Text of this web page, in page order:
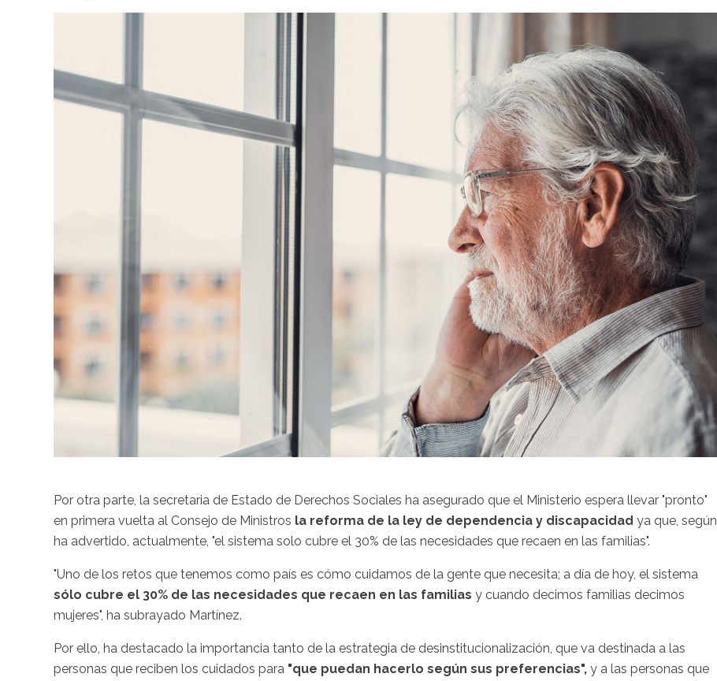
Por otra parte, la secretaria de Estado de Derechos Sociales ha asegurado que el Ministerio espera llevar "pronto"
en primera vuelta al Consejo de Ministros la reforma de la ley de dependencia y discapacidad ya que, según
ha advertido, actualmente, "el sistema solo cubre el 30% de las necesidades que recaen en las familias".
"Uno de los retos que tenemos como país es cómo cuidamos de la gente que necesita; a día de hoy, el sistema
sólo cubre el 30% de las necesidades que recaen en las familias y cuando decimos familias decimos
mujeres", ha subrayado Martínez.
Por ello, ha destacado la importancia tanto de la estrategia de desinstitucionalización, que va destinada a las
personas que reciben los cuidados para "que puedan hacerlo según sus preferencias", y a las personas que